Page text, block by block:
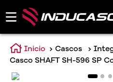
Cascos
Casco SHAFT SH-596 SP